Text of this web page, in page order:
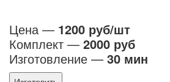
Цена — 1200 руб/шт
Комплект — 2000 руб
Изготовление — 30 мин